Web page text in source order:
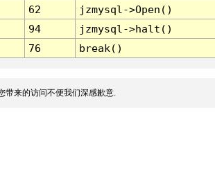
62
jzmysql->Open()
94
jzmysql->halt()
76 break()
带来的访问不便我们深感歉意.